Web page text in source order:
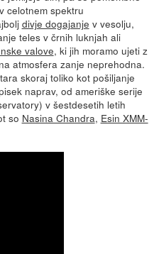
celotnem spektru
divje dogajanje v vesolju,
teles v črnih luknjah ali
valove, ki jih moramo ujeti z
atmosfera zanje neprehodna.
skoraj toliko kot pošiljanje
naprav, od ameriške serije
v šestdesetih letih
so Nasina Chandra, Esin XMM-